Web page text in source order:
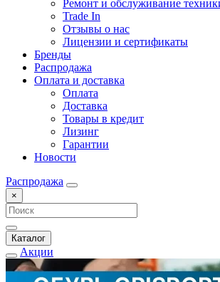
Ремонт и обслуживание
Trade In
Отзывы о нас
Лицензии и сертификаты
Бренды
Распродажа
Оплата и доставка
Оплата
Доставка
Товары в кредит
Лизинг
Гарантии
Новости
Распродажа
×
Каталог
Акции